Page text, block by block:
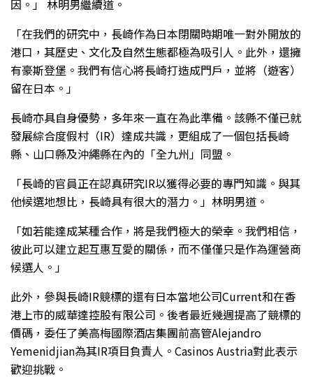
因。」 林明男繼續道。
「在我們的研究中，長崎作為日本閉關時期唯一對外開放的
港口，其歷史、文化及自然生態都極為吸引人。此外，還擁
有豪斯登堡。我們有信心將長崎打造成門戶，並將（遊客）
留在日本。」
長崎亦具自身優勢，多年來一直在為此準備。該縣不僅已就
發展綜合度假村（IR）達成共識，更組成了一個包括長崎
縣、山口縣及沖繩縣在內的「全九州」同盟。
「長崎的官員正在認真研究IR以獲得必要的專門知識。與其
他候選地想比，長崎具有很大的潛力。」林明男道。
「如若能達成某種合作，將是我們極大的榮幸。我們相信，
彼此可以建立起互惠互愛的關係，而不僅僅只是作為運營商
候選人。」
此外，參與長崎IR競標的還有日本當地公司Current和在香
港上市的威華達控股有限公司。後者最近幾週提高了競標的
價碼，委任了美高梅國際酒店集團前高管Alejandro
Yemenidjian為其IR項目負責人。Casinos Austria對此表示
歡迎挑戰。